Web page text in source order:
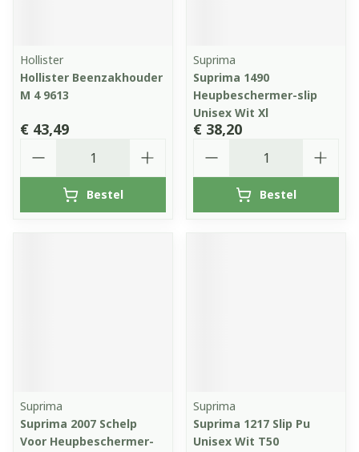
Hollister
Hollister Beenzakhouder
M 4 9613
€ 43,49
Bestel
Suprima
Suprima 1490
Heupbeschermer-slip
Unisex Wit Xl
€ 38,20
Bestel
Suprima
Suprima 2007 Schelp
Voor Heupbeschermer-
Suprima
Suprima 1217 Slip Pu
Unisex Wit T50